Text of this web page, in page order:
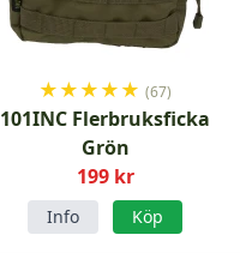
★★★★★ (67)
101INC Flerbruksficka
Grön
199 kr
Info Köp